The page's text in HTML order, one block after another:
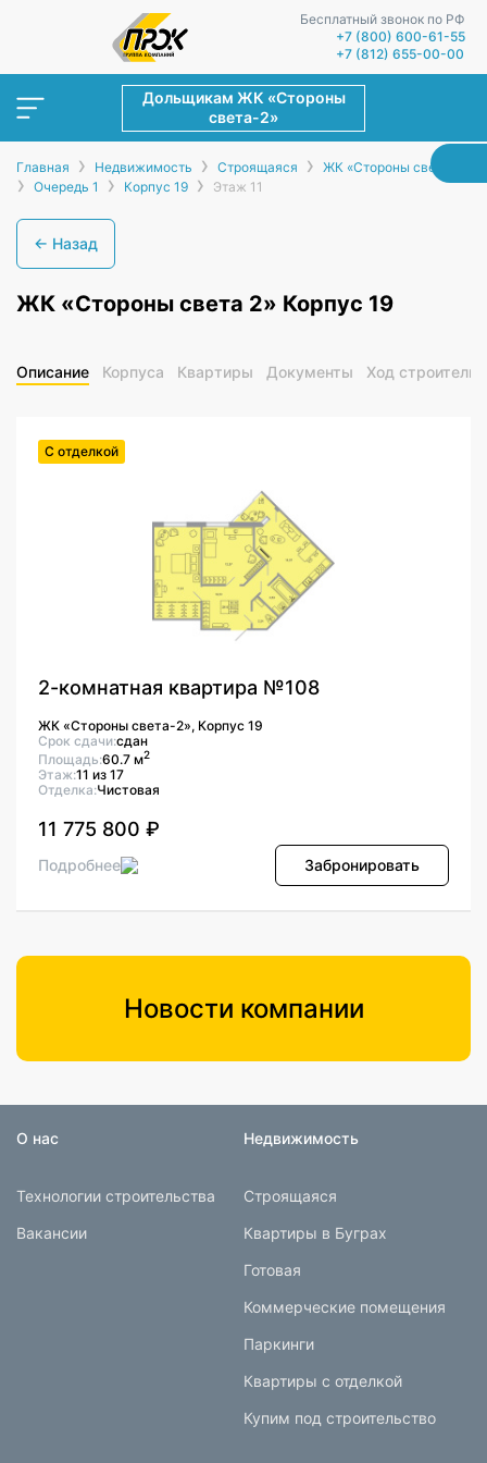
Бесплатный звонок по РФ
+7 (800) 600-61-55
+7 (812) 655-00-00
Дольщикам ЖК «Стороны
света-2»
Главная › Недвижимость › Строящаяся › ЖК «Стороны света-2»
› Очередь 1 › Корпус 19 › Этаж 11
← Назад
ЖК «Стороны света 2» Корпус 19
Описание Корпуса Квартиры Документы Ход
С отделкой
2-комнатная квартира №108
ЖК «Стороны света-2», Корпус 19
Срок сдачи:сдан
Площадь:60.7 м2
Этаж:11 из 17
Отделка:Чистовая
11 775 800 ₽
Подробнее Забронировать
Новости компании
О нас
Технологии строительства
Вакансии
Недвижимость
Строящаяся
Квартиры в Буграх
Готовая
Коммерческие помещения
Паркинги
Квартиры с отделкой
Купим под строительство